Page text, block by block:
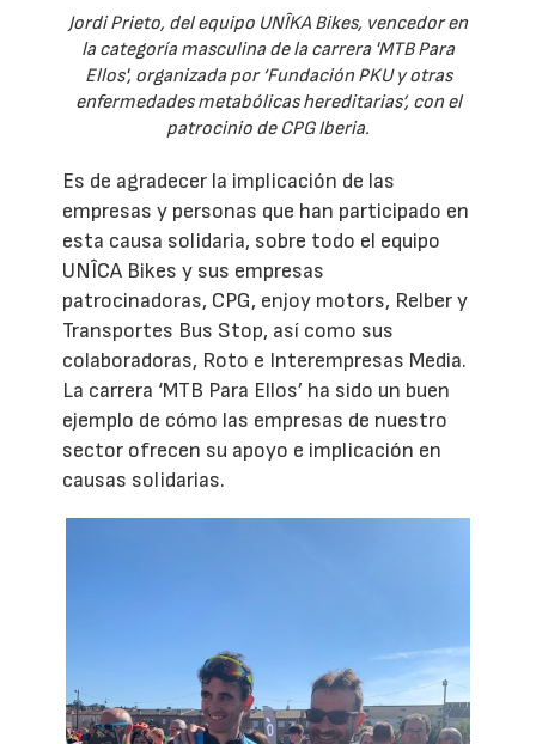
Jordi Prieto, del equipo UNÎKA Bikes, vencedor en
la categoría masculina de la carrera 'MTB Para
Ellos', organizada por ‘Fundación PKU y otras
enfermedades metabólicas hereditarias’, con el
patrocinio de CPG Iberia.
Es de agradecer la implicación de las
empresas y personas que han participado en
esta causa solidaria, sobre todo el equipo
UNÎCA Bikes y sus empresas
patrocinadoras, CPG, enjoy motors, Relber y
Transportes Bus Stop, así como sus
colaboradoras, Roto e Interempresas Media.
La carrera ‘MTB Para Ellos’ ha sido un buen
ejemplo de cómo las empresas de nuestro
sector ofrecen su apoyo e implicación en
causas solidarias.